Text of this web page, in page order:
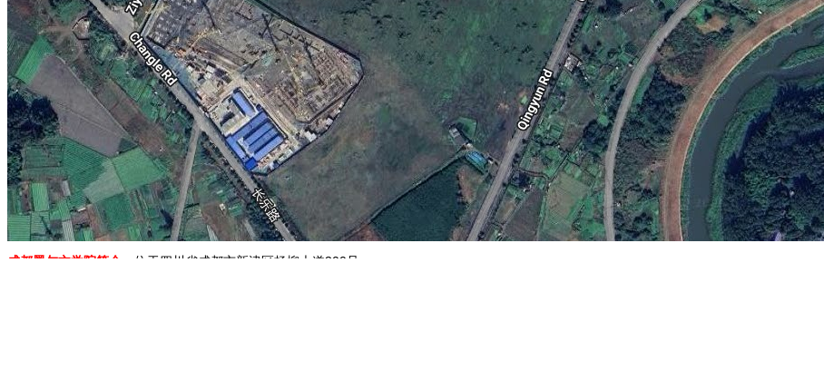
成都墨尔文学院简介：
位于四川省成都市新津区杨柳大道300号。